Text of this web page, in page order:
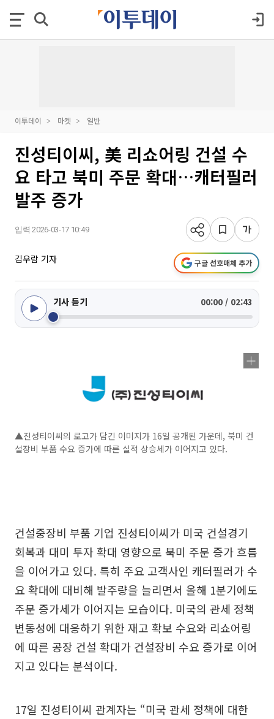
이투데이 마켓 일반
진성티이씨, 美 리쇼어링 건설 수
요 타고 북미 주문 확대…캐터필러
발주 증가
입력 2026-03-17 10:49
김우람 기자 구글 선호매체 추가
기사 듣기 00:00 / 02:43
▲진성티이씨의 로고가 담긴 이미지가 16일 공개된 가운데, 북미 건
설장비 부품 수요 증가에 따른 실적 상승세가 이어지고 있다.
건설중장비 부품 기업 진성티이씨가 미국 건설경기
회복과 대미 투자 확대 영향으로 북미 주문 증가 흐름
을 이어가고 있다. 특히 주요 고객사인 캐터필러가 수
요 확대에 대비해 발주량을 늘리면서 올해 1분기에도
주문 증가세가 이어지는 모습이다. 미국의 관세 정책
변동성에 대응하기 위한 재고 확보 수요와 리쇼어링
에 따른 공장 건설 확대가 건설장비 수요 증가로 이어
지고 있다는 분석이다.
17일 진성티이씨 관계자는 “미국 관세 정책에 대한